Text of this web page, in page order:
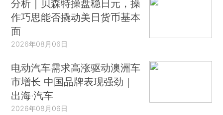
分析｜贝森特操盘稳日元，操
作巧思能否撬动美日货币基本
面
2026年08月06日
电动汽车需求高涨驱动澳洲车
市增长 中国品牌表现强劲｜
出海·汽车
2026年08月06日